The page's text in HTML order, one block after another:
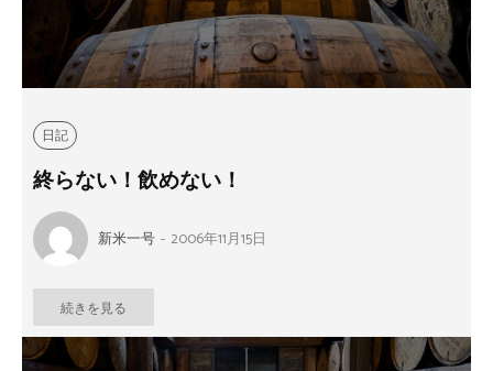
日記
終らない！飲めない！
新米一号 - 2006年11月15日
続きを見る